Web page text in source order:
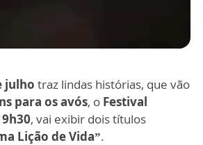
julho traz lindas histórias, que vão
para os avós, o Festival
, vai exibir dois títulos
Lição de Vida”.